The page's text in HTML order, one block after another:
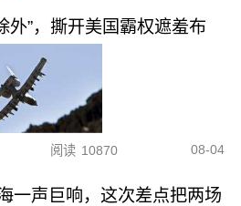
外”，撕开美国霸权遮羞布
阅读 10870 08-04
一声巨响，这次差点把两场